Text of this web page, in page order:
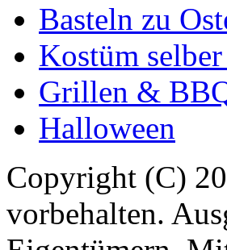
Basteln zu
Kostüm
Grillen &
Halloween
Copyright (C)
vorbehalten.